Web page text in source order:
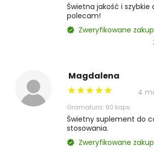
Świetna jakość i szybkie
polecam!
Zweryfikowane
Magdalena
4
Gramatura: 90 kaps.
Świetny suplement do
stosowania.
Zweryfikowane